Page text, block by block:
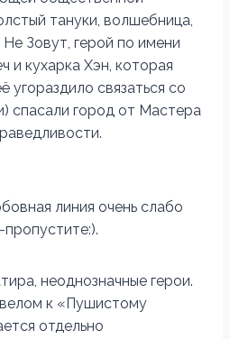
тануки, волшебница,
Зовут, герой по имени
и кухарка Хэн, которая
угораздило связаться со
спасали город от Мастера
линия очень слабо
неоднозначные герои.
к «Пушистому
отдельно